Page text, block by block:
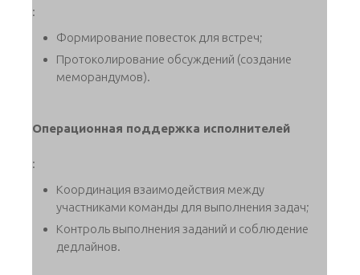
:
Формирование повесток для встреч;
Протоколирование обсуждений (создание
меморандумов).
Операционная поддержка исполнителей
:
Координация взаимодействия между
участниками команды для выполнения задач;
Контроль выполнения заданий и соблюдение
дедлайнов.